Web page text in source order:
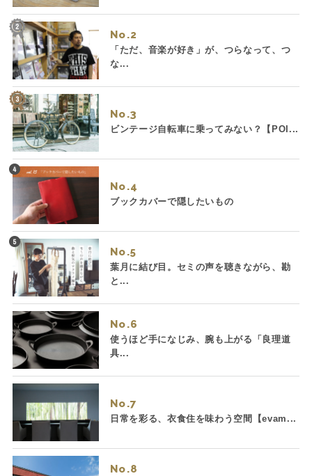
No.
「ただ、音楽が好き」が、つらなって、つ
な...
No.
ビンテージ自転車に乗ってみない？【POI...
No.
ブックカバーで隠したいもの
No.
葉月に結び目。セミの声を聴きながら、勘
と...
No.
使うほど手になじみ、腕も上がる「良理道
具...
No.
日常を彩る、衣食住を味わう空間【evam...
No.